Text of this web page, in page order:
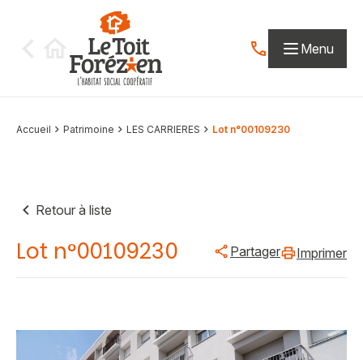
Contactez-nous
Menu
Accueil Patrimoine LES CARRIERES Lot n°00109230
Retour à liste
Lot n°00109230 Partager Imprimer